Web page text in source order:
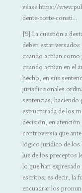
véase https://
dente-corte-consti...
[9] La cuestión a
deben estar
cuando actúan
cuando actúan en el
hecho, en sus
jurisdiccionales
sentencias, haciendo
estructurada de los
decisión, en atención
controversia que
lógico jurídico de los
luz de los preceptos
lo que han
escritos; es decir, la
encuadrar los